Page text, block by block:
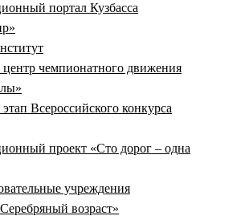
портал Кузбасса
чемпионатного движения
Всероссийского конкурса
проект «Сто дорог – одна
учреждения
возраст»